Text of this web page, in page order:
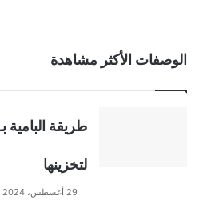
الوصفات الأكثر مشاهدة
لتخزينها
29 أغسطس، 2024